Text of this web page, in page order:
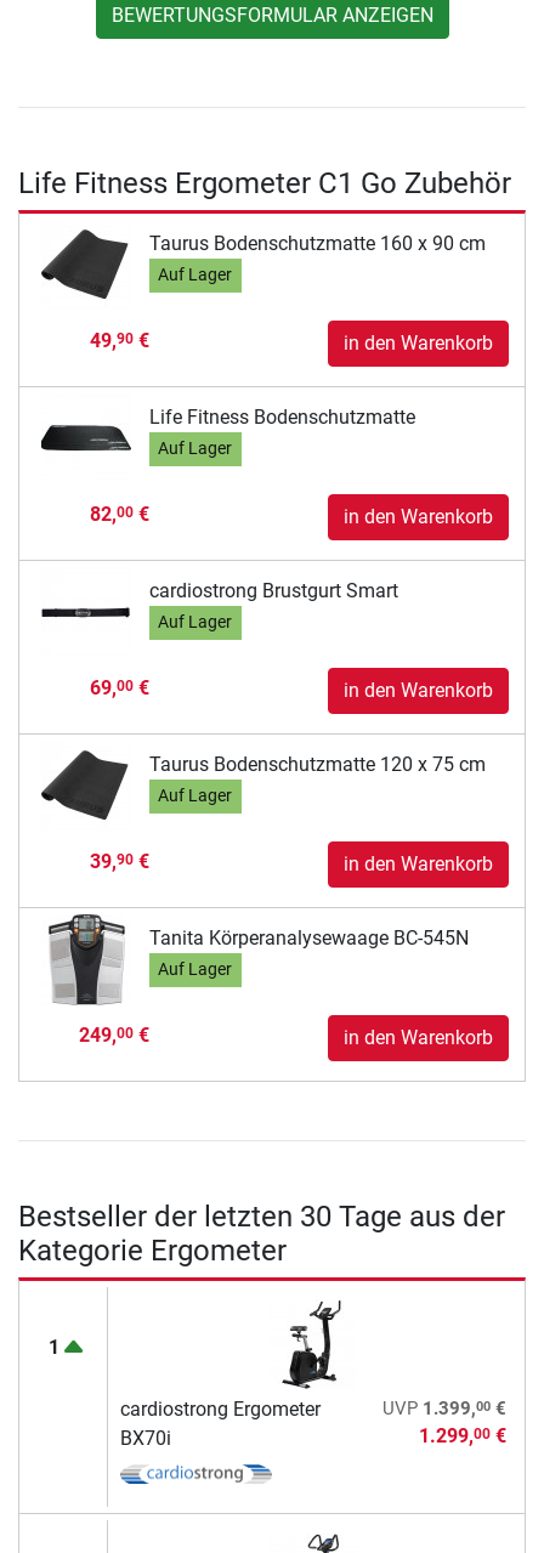
BEWERTUNGSFORMULAR ANZEIGEN
Life Fitness Ergometer C1 Go Zubehör
Taurus Bodenschutzmatte 160 x 90 cm
Auf Lager
49,90€ in den Warenkorb
Life Fitness Bodenschutzmatte
Auf Lager
82,00€ in den Warenkorb
cardiostrong Brustgurt Smart
Auf Lager
69,00€ in den Warenkorb
Taurus Bodenschutzmatte 120 x 75 cm
Auf Lager
39,90€ in den Warenkorb
Tanita Körperanalysewaage BC-545N
Auf Lager
249,00€ in den Warenkorb
Bestseller der letzten 30 Tage aus der
Kategorie Ergometer
1
cardiostrong Ergometer
BX70i
UVP 1.399,00€
1.299,00€